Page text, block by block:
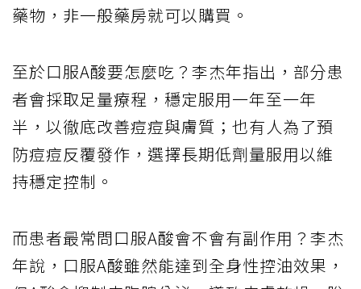
藥物，非一般藥房就可以購買。
至於口服A酸要怎麼吃？李杰年指出，部分患
者會採取足量療程，穩定服用一年至一年
半，以徹底改善痘痘與膚質；也有人為了預
防痘痘反覆發作，選擇長期低劑量服用以維
持穩定控制。
而患者最常問口服A酸會不會有副作用？李杰
年說，口服A酸雖然能達到全身性控油效果，